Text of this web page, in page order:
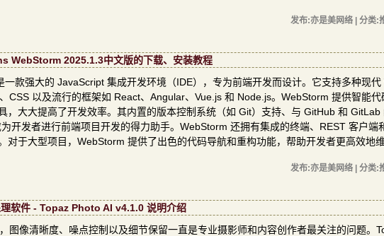
发布:亦是美网络 | 分类:
WebStorm 2025.1.3中文版的下载、安装教程
款强大的 JavaScript 集成开发环境（IDE），专为前端开发而设计。它支持多种现
CSS 以及流行的框架如 React、Angular、Vue.js 和 Node.js。WebStorm 提供智能
，大大提高了开发效率。其内置的版本控制系统（如 Git）支持、与 GitHub 和 GitLab
开发者进行前端项目开发的得力助手。WebStorm 还拥有集成的终端、REST 客户端
对于大型项目，WebStorm 提供了出色的代码导航和重构功能，帮助开发者更高效地维
发布:亦是美网络 | 分类:
软件 - Topaz Photo AI v4.1.0 说明介绍
图像清晰度、噪点控制以及细节保留一直是专业摄影师和内容创作者最关注的问题。